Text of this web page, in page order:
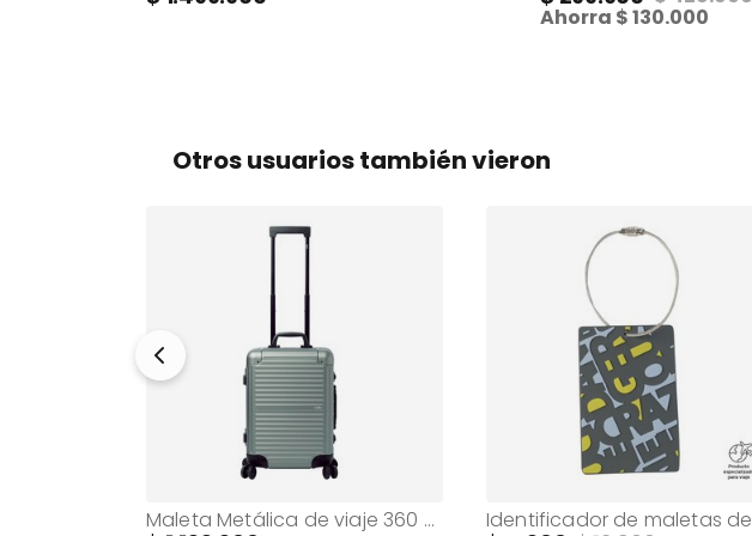
Ahorra 130.000
Otros usuarios también vieron
Maleta Metálica de viaje 360 Alkymia de 10 kilos Verde